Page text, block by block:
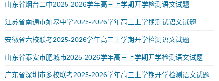
山东省烟台二中2025-2026学年高三上学期开学检测语文试题
江苏省南通市如皋中学2025-2026学年高三上学期测试语文试题
安徽省六校联考2025-2026学年高三上学期开学检测语文试题
山东省泰安市肥城市2025-2026学年高三上学期开学检测语文试题
广东省深圳市多校联考2025-2026学年高三上学期开学检测语文试题